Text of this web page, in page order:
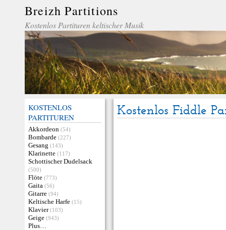
Breizh Partitions
Kostenlos Partituren keltischer Musik
KOSTENLOS
PARTITUREN
Akkordeon (54)
Bombarde (227)
Gesang (143)
Klarinette (117)
Schottischer Dudelsack
(500)
Flöte (773)
Gaita (56)
Gitarre (94)
Keltische Harfe (15)
Klavier (103)
Geige (943)
Plus…
Kostenlos Fiddle